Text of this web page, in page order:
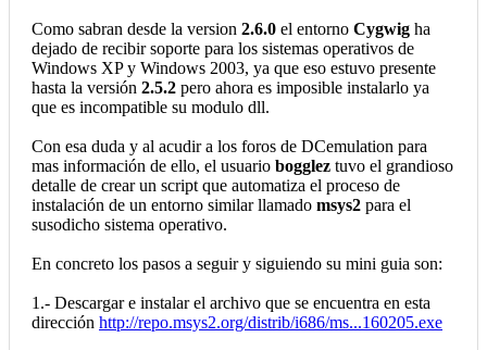
Como sabran desde la version 2.6.0 el entorno Cygwig ha
dejado de recibir soporte para los sistemas operativos de
Windows XP y Windows 2003, ya que eso estuvo presente
hasta la versión 2.5.2 pero ahora es imposible instalarlo ya
que es incompatible su modulo dll.
Con esa duda y al acudir a los foros de DCemulation para
mas información de ello, el usuario bogglez tuvo el grandioso
detalle de crear un script que automatiza el proceso de
instalación de un entorno similar llamado msys2 para el
susodicho sistema operativo.
En concreto los pasos a seguir y siguiendo su mini guia son:
1.- Descargar e instalar el archivo que se encuentra en esta
dirección http://repo.msys2.org/distrib/i686/ms...160205.exe